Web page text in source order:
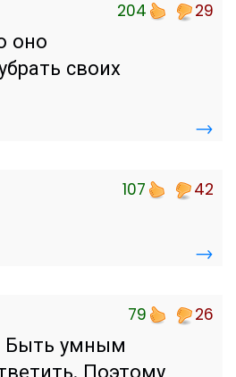
204 29
оно
своих
→
107 42
→
79 26
Быть умным